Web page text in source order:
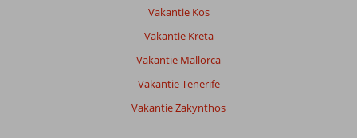
Vakantie Kos
Vakantie Kreta
Vakantie Mallorca
Vakantie Tenerife
Vakantie Zakynthos